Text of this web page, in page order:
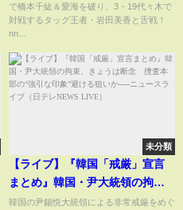
ッグ王者・岩田美香と舌戦！jej
で橋本千紘＆愛海を破り、3・19代々木で
対戦するタッグ王者・岩田美香と舌戦！
nn...
未分類
【ライブ】『韓国「戒厳」宣言
まとめ』韓国・尹大統領の拘
束、きょうは断念 捜査本部
韓国の尹錫悦大統領による非常戒厳をめぐ